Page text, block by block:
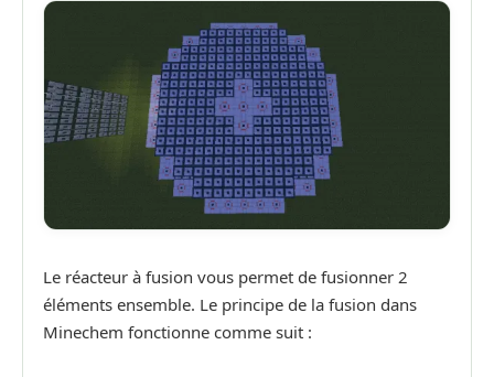
Le réacteur à fusion vous permet de fusionner 2
éléments ensemble. Le principe de la fusion dans
Minechem fonctionne comme suit :